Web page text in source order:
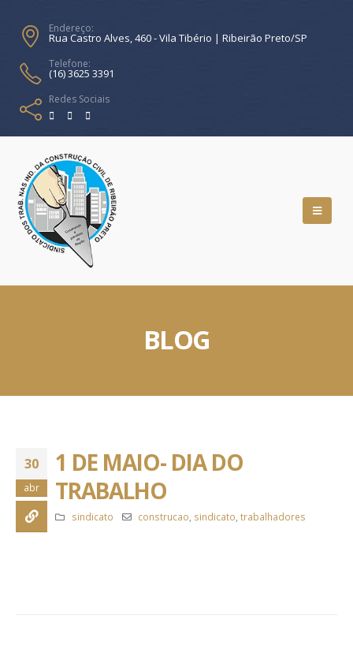
Endereço:
Rua Castro Alves, 460 - Vila Tibério | Ribeirão Preto/SP
Telefone:
(16) 3625 3391
Redes Sociais
BLOG
30
abr
1 DE MAIO- DIA DO
TRABALHO
sindicato construcao sindicato ,trabalhadores